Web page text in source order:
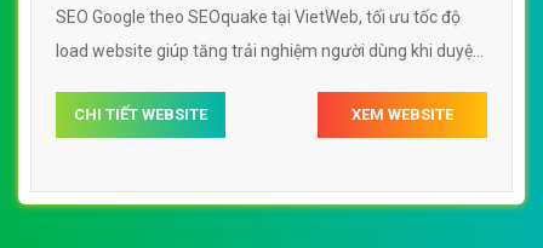
SEO Google theo SEOquake tại VietWeb, tối ưu tốc độ
load website giúp tăng trải nghiệm người dùng khi duyệt
CHI TIẾT WEBSITE XEM WEBSITE